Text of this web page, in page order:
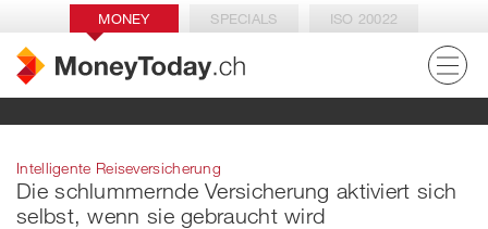
MONEY SPECIALS ISO 20022
Intelligente Reiseversicherung
Die schlummernde Versicherung aktiviert sich
selbst, wenn sie gebraucht wird